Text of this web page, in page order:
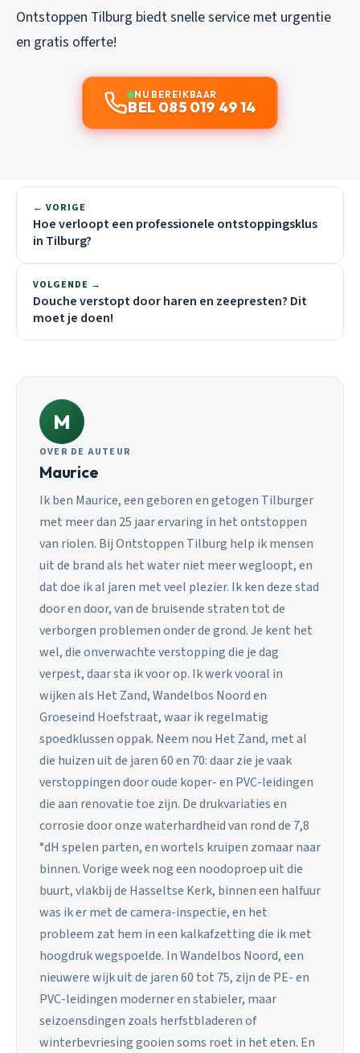
Ontstoppen Tilburg biedt snelle service met urgentie
en gratis offerte!
NU BEREIKBAAR
BEL 085 019 49 14
← VORIGE
Hoe verloopt een professionele ontstoppingsklus
in Tilburg?
VOLGENDE →
Douche verstopt door haren en zeepresten? Dit
moet je doen!
M
OVER DE AUTEUR
Maurice
Ik ben Maurice, een geboren en getogen Tilburger
met meer dan 25 jaar ervaring in het ontstoppen
van riolen. Bij Ontstoppen Tilburg help ik mensen
uit de brand als het water niet meer wegloopt, en
dat doe ik al jaren met veel plezier. Ik ken deze stad
door en door, van de bruisende straten tot de
verborgen problemen onder de grond. Je kent het
wel, die onverwachte verstopping die je dag
verpest, daar sta ik voor op. Ik werk vooral in
wijken als Het Zand, Wandelbos Noord en
Groeseind Hoefstraat, waar ik regelmatig
spoedklussen oppak. Neem nou Het Zand, met al
die huizen uit de jaren 60 en 70: daar zie je vaak
verstoppingen door oude koper- en PVC-leidingen
die aan renovatie toe zijn. De drukvariaties en
corrosie door onze waterhardheid van rond de 7,8
°dH spelen parten, en wortels kruipen zomaar naar
binnen. Vorige week nog een noodoproep uit die
buurt, vlakbij de Hasseltse Kerk, binnen een halfuur
was ik er met de camera-inspectie, en het
probleem zat hem in een kalkafzetting die ik met
hoogdruk wegspoelde. In Wandelbos Noord, een
nieuwere wijk uit de jaren 60 tot 75, zijn de PE- en
PVC-leidingen moderner en stabieler, maar
seizoensdingen zoals herfstbladeren of
winterbevriesing gooien soms roet in het eten. En